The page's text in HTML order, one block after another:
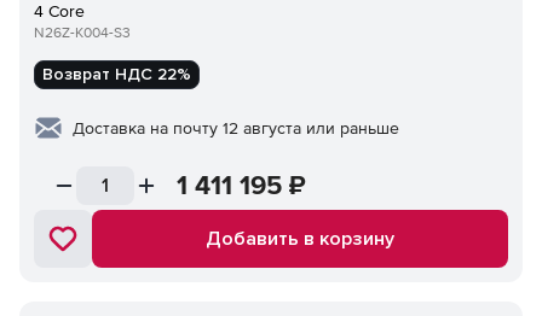
4 Core
N26Z-K004-S3
Возврат НДС 22%
Доставка на почту 12 августа или раньше
1 411 195 ₽
Добавить в корзину